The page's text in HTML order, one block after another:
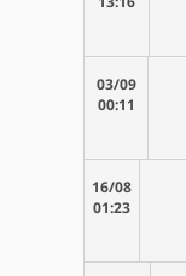
03/09
00:11
16/08
01:23